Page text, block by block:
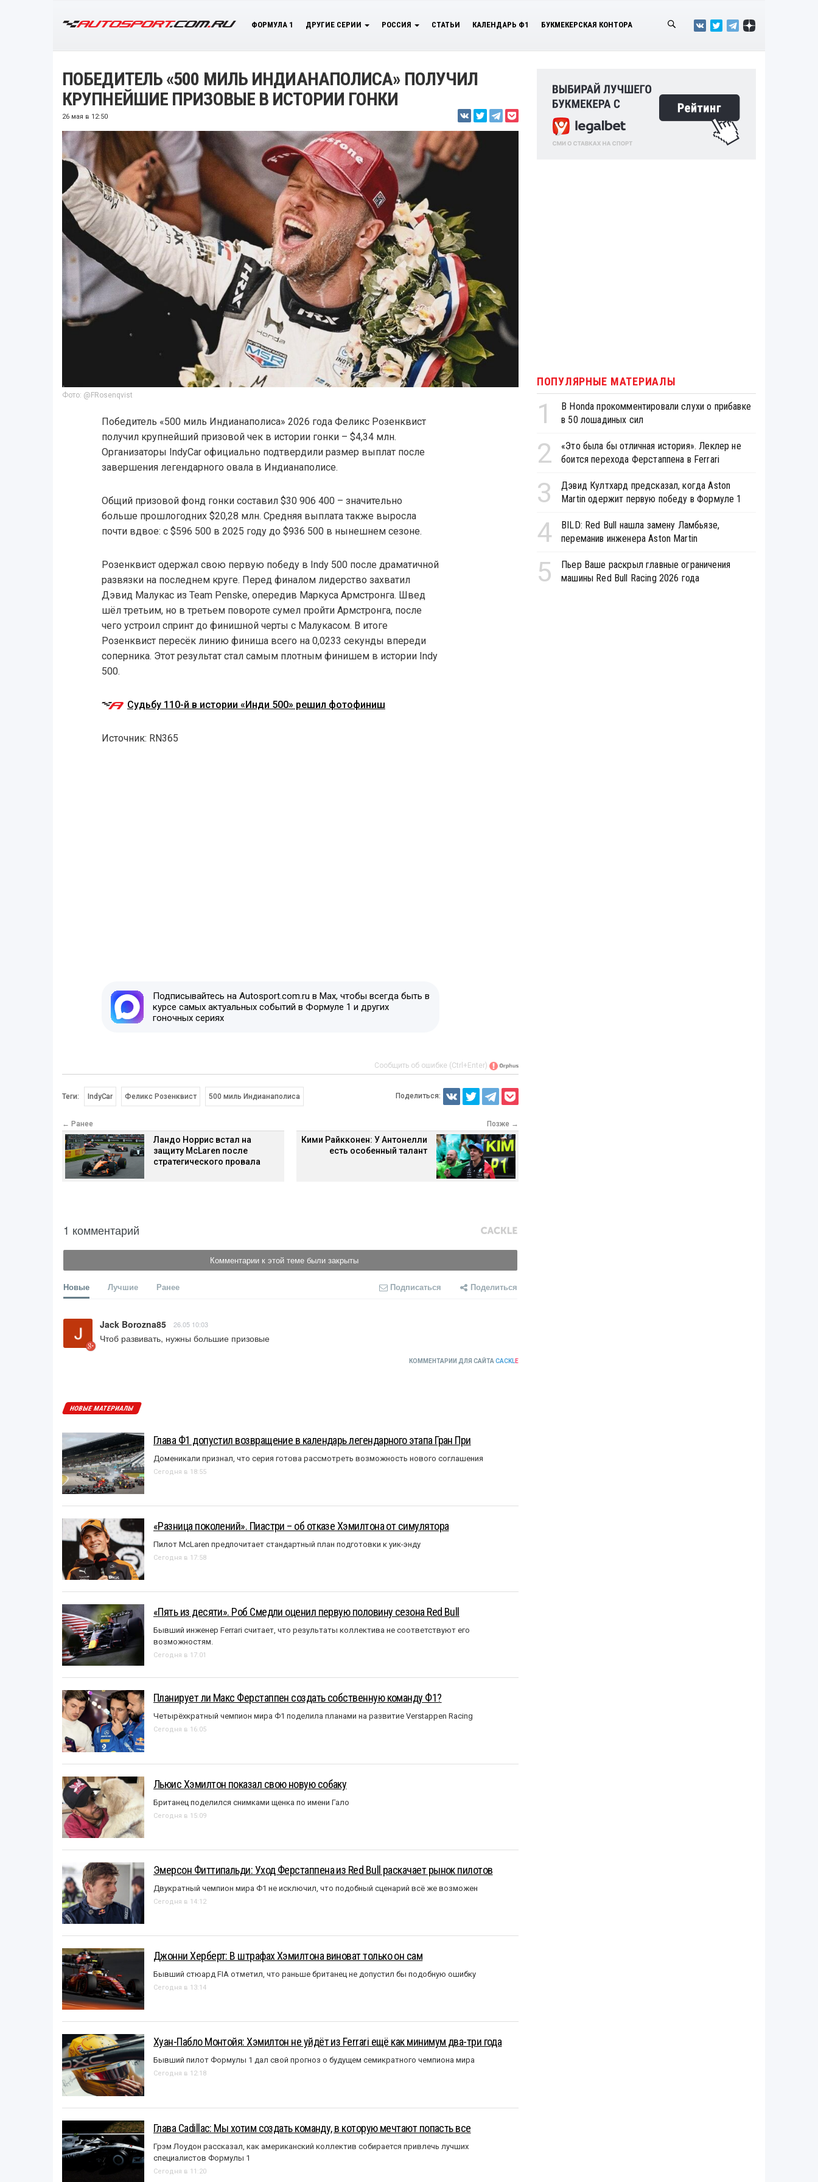
ФОРМУЛА 1 ДРУГИЕ СЕРИИ РОССИЯ СТАТЬИ КАЛЕНДАРЬ Ф1 БУКМЕКЕРСКАЯ КОНТОРА
ПОБЕДИТЕЛЬ «500 МИЛЬ ИНДИАНАПОЛИСА» ПОЛУЧИЛ
КРУПНЕЙШИЕ ПРИЗОВЫЕ В ИСТОРИИ ГОНКИ
26 мая в 12:50
Фото: @FRosenqvist
Победитель «500 миль Индианаполиса» 2026 года Феликс Розенквист
получил крупнейший призовой чек в истории гонки – $4,34 млн.
Организаторы IndyCar официально подтвердили размер выплат после
завершения легендарного овала в Индианаполисе.
Общий призовой фонд гонки составил $30 906 400 – значительно
больше прошлогодних $20,28 млн. Средняя выплата также выросла
почти вдвое: с $596 500 в 2025 году до $936 500 в нынешнем сезоне.
Розенквист одержал свою первую победу в Indy 500 после драматичной
развязки на последнем круге. Перед финалом лидерство захватил
Дэвид Малукас из Team Penske, опередив Маркуса Армстронга. Швед
шёл третьим, но в третьем повороте сумел пройти Армстронга, после
чего устроил спринт до финишной черты с Малукасом. В итоге
Розенквист пересёк линию финиша всего на 0,0233 секунды впереди
соперника. Этот результат стал самым плотным финишем в истории Indy
500.
Судьбу 110-й в истории «Инди 500» решил фотофиниш
Источник: RN365
Подписывайтесь на Autosport.com.ru в Max, чтобы всегда быть в
курсе самых актуальных событий в Формуле 1 и других
гоночных сериях
Сообщить об ошибке (Ctrl+Enter)
Теги: IndyCar Феликс Розенквист 500 миль Индианаполиса Поделиться:
← Ранее
Ландо Норрис встал на
защиту McLaren после
стратегического провала
Позже →
Кими Райкконен: У Антонелли
есть особенный талант
1 комментарий
Комментарии к этой теме были закрыты
Новые Лучшие Ранее Подписаться Поделиться
Jack Borozna85 26.05 10:03
Чтоб развивать, нужны большие призовые
КОММЕНТАРИИ ДЛЯ САЙТА CACKLE
НОВЫЕ МАТЕРИАЛЫ
Глава Ф1 допустил возвращение в календарь легендарного этапа Гран При
Доменикали признал, что серия готова рассмотреть возможность нового соглашения
Сегодня в 18:55
«Разница поколений». Пиастри – об отказе Хэмилтона от симулятора
Пилот McLaren предпочитает стандартный план подготовки к уик-энду
Сегодня в 17:58
«Пять из десяти». Роб Смедли оценил первую половину сезона Red Bull
Бывший инженер Ferrari считает, что результаты коллектива не соответствуют его
возможностям.
Сегодня в 17:01
Планирует ли Макс Ферстаппен создать собственную команду Ф1?
Четырёхкратный чемпион мира Ф1 поделила планами на развитие Verstappen Racing
Сегодня в 16:05
Льюис Хэмилтон показал свою новую собаку
Британец поделился снимками щенка по имени Гало
Сегодня в 15:09
Эмерсон Фиттипальди: Уход Ферстаппена из Red Bull раскачает рынок пилотов
Двукратный чемпион мира Ф1 не исключил, что подобный сценарий всё же возможен
Сегодня в 14:12
Джонни Херберт: В штрафах Хэмилтона виноват только он сам
Бывший стюард FIA отметил, что раньше британец не допустил бы подобную ошибку
Сегодня в 13:14
Хуан-Пабло Монтойя: Хэмилтон не уйдёт из Ferrari ещё как минимум два-три года
Бывший пилот Формулы 1 дал свой прогноз о будущем семикратного чемпиона мира
Сегодня в 12:18
Глава Cadillac: Мы хотим создать команду, в которую мечтают попасть все
Грэм Лоудон рассказал, как американский коллектив собирается привлечь лучших
специалистов Формулы 1
Сегодня в 11:20
ПОПУЛЯРНЫЕ МАТЕРИАЛЫ
1
В Honda прокомментировали слухи о прибавке
в 50 лошадиных сил
2
«Это была бы отличная история». Леклер не
боится перехода Ферстаппена в Ferrari
3
Дэвид Култхард предсказал, когда Aston
Martin одержит первую победу в Формуле 1
4
BILD: Red Bull нашла замену Ламбьязе,
переманив инженера Aston Martin
5
Пьер Ваше раскрыл главные ограничения
машины Red Bull Racing 2026 года